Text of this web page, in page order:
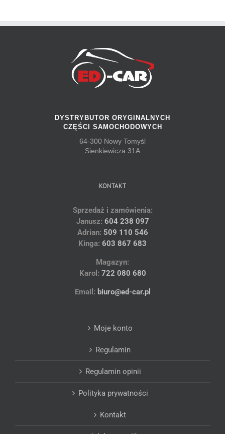
DYSTRYBUTOR ORYGINALNYCH
CZĘŚCI SAMOCHODOWYCH
64-300 Nowy Tomyśl
Sienkiewicza 31A
KONTAKT
Sprzedaż i zamówienia:
Janusz: 604 238 097
Adrian: 509 110 546
Kinga: 603 867 683
Magazyn:
Karol: 722 080 680
Email: biuro@ed-car.pl
Moje konto
Regulamin
Regulamin opinii
Polityka prywatności
Kontakt